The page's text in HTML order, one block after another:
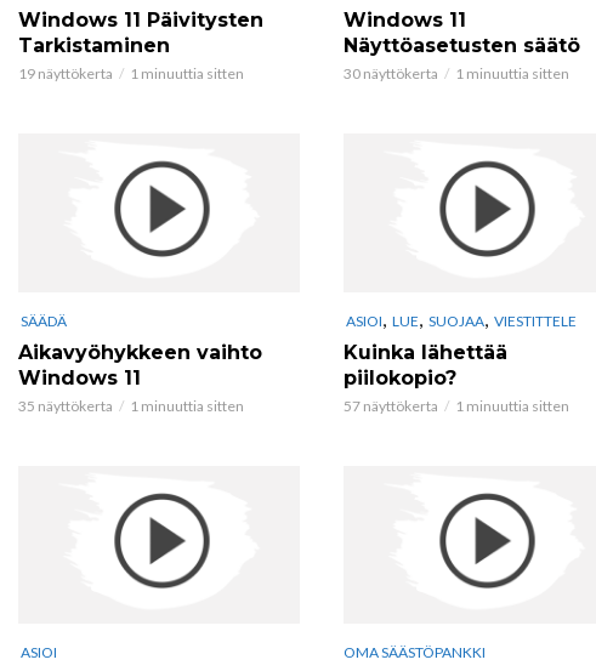
Windows 11 Päivitysten
Tarkistaminen
19 näyttökerta 1 minuuttia sitten
Windows 11
Näyttöasetusten säätö
30 näyttökerta 1 minuuttia sitten
SÄÄDÄ
Aikavyöhykkeen vaihto
Windows 11
35 näyttökerta 1 minuuttia sitten
ASIOI LUE SUOJAA VIESTITTELE
Kuinka lähettää
piilokopio?
57 näyttökerta 1 minuuttia sitten
ASIOI OMA SÄÄSTÖPANKKI